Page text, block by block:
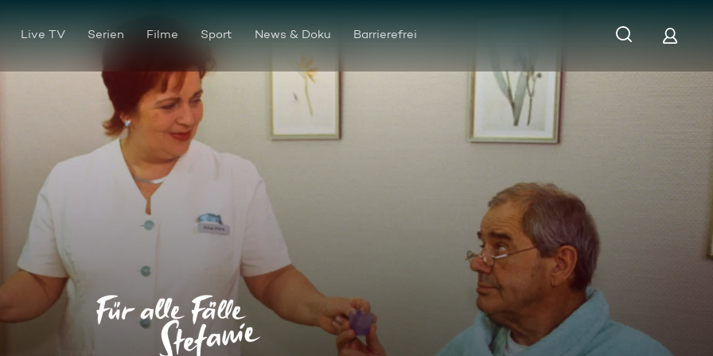
Live TV Serien Filme Sport News & Doku Barrierefrei
Eine zweite Chance